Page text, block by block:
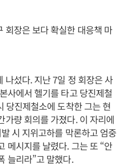
회장은 보다 확실한 대응책 마
나섰다. 지난 7일 정 회장은 사
사에서 헬기를 타고 당진제철
당진제철소에 도착한 그는 현
가량 회의를 가졌다. 이 자리에
시 지위고하를 막론하고 엄중
메시지를 날렸다. 그는 또 “안
늘리라”고 말했다.